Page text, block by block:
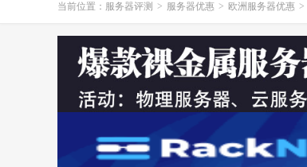
当前位置： 服务器评测 > 服务器优惠 > 欧洲服务器优惠 >